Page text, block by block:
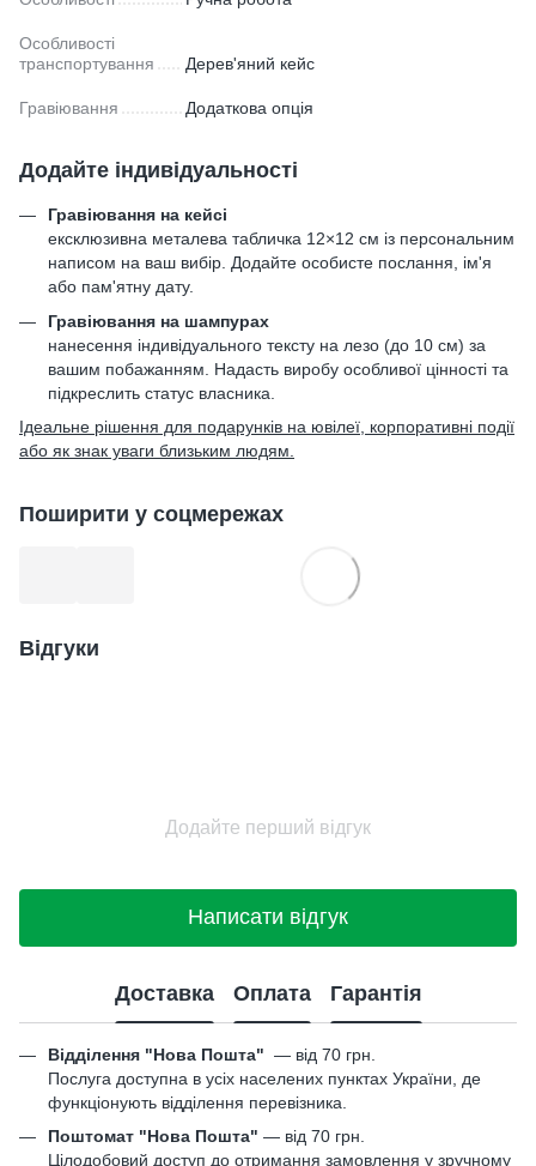
Особливості
транспортування
Дерев'яний кейс
Гравіювання Додаткова опція
Додайте індивідуальності
Гравіювання на кейсі
ексклюзивна металева табличка 12×12 см із персональним
написом на ваш вибір. Додайте особисте послання, ім'я
або пам'ятну дату.
Гравіювання на шампурах
нанесення індивідуального тексту на лезо (до 10 см) за
вашим побажанням. Надасть виробу особливої цінності та
підкреслить статус власника.
Ідеальне рішення для подарунків на ювілеї, корпоративні події
або як знак уваги близьким людям.
Поширити у соцмережах
Відгуки
Додайте перший відгук
Написати відгук
Доставка Оплата Гарантія
Відділення "Нова Пошта" — від 70 грн.
Послуга доступна в усіх населених пунктах України, де
функціонують відділення перевізника.
Поштомат "Нова Пошта" — від 70 грн.
Цілодобовий доступ до отримання замовлення у зручному